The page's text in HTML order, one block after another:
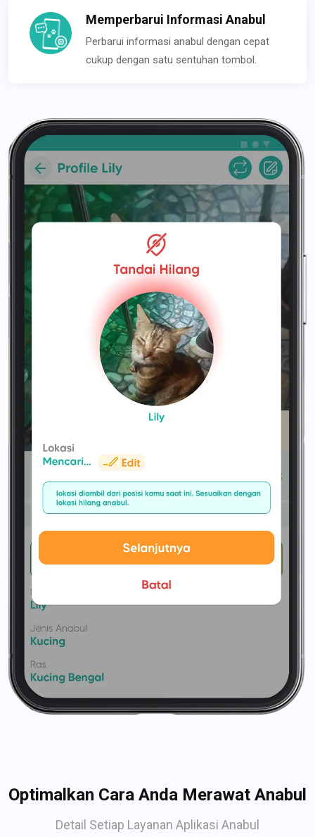
Memperbarui Informasi Anabul
Perbarui informasi anabul dengan cepat
cukup dengan satu sentuhan tombol.
Optimalkan Cara Anda Merawat Anabul
Detail Setiap Layanan Aplikasi Anabul